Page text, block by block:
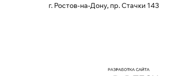
г. Ростов-на-Дону, пр. Стачки 143